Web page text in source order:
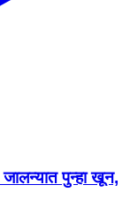
पुन्हा खून,